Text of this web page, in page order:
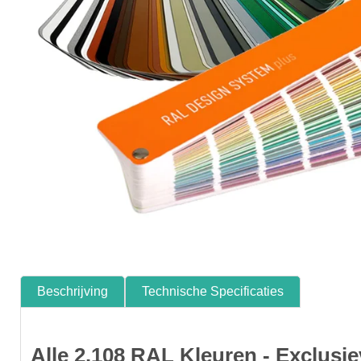
Beschrijving Technische Specificaties
Alle 2.108 RAL Kleuren -